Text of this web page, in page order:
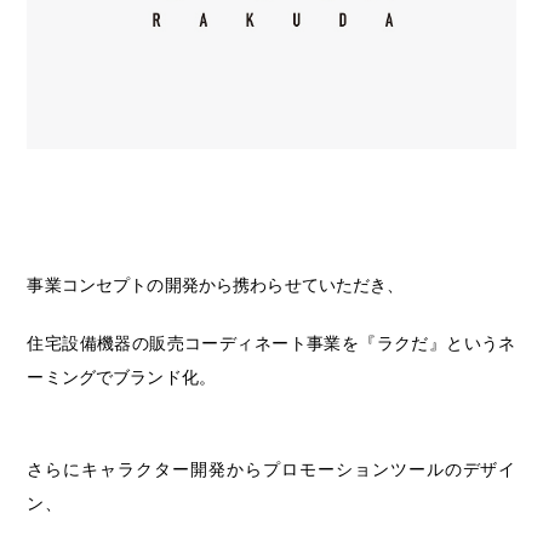
事業コンセプトの開発から携わらせていただき、
住宅設備機器の販売コーディネート事業を『ラクだ』というネ
ーミングでブランド化。
さらにキャラクター開発からプロモーションツールのデザイ
ン、